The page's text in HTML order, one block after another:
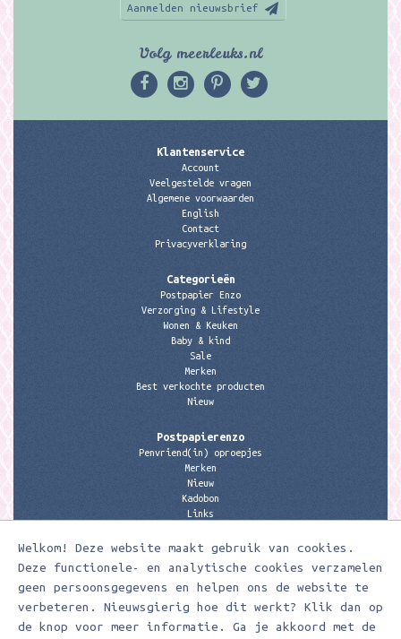
Welkom! Deze website maakt gebruik van cookies.
Deze functionele- en analytische cookies verzamelen
geen persoonsgegevens en helpen ons de website te
verbeteren. Nieuwsgierig hoe dit werkt? Klik dan op
de knop voor meer informatie. Ga je akkoord met de
Aanmelden nieuwsbrief
Volg meerleuks.nl
Klantenservice
Account
Veelgestelde vragen
Algemene voorwaarden
English
Contact
Privacyverklaring
Categorieën
Postpapier Enzo
Verzorging & Lifestyle
Wonen & Keuken
Baby & kind
Sale
Merken
Best verkochte producten
Nieuw
Postpapierenzo
Penvriend(in) oproepjes
Merken
Nieuw
Kadobon
Links
Contactgegevens
Meerleuks
anita@meerleuks.nl
06 – 107 163 36
KVK nummer: 58807179